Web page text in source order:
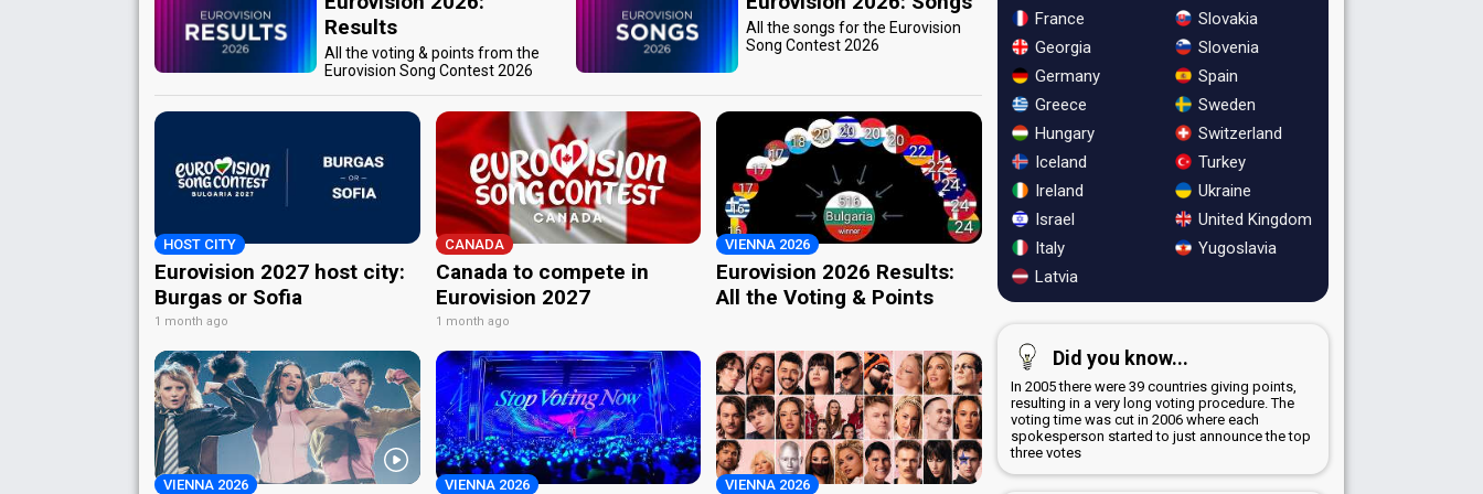
Results
All the voting & points from the
Eurovision Song Contest 2026
All the songs for the Eurovision
Song Contest 2026
HOST CITY
Eurovision 2027 host city:
Burgas or Sofia
1 month ago
CANADA
Canada to compete in
Eurovision 2027
1 month ago
VIENNA 2026
Eurovision 2026 Results:
All the Voting & Points
VIENNA 2026 VIENNA 2026 VIENNA 2026
France
Georgia
Germany
Greece
Hungary
Iceland
Ireland
Israel
Italy
Latvia
Slovakia
Slovenia
Spain
Sweden
Switzerland
Turkey
Ukraine
United Kingdom
Yugoslavia
Did you know...
In 2005 there were 39 countries giving points,
resulting in a very long voting procedure. The
voting time was cut in 2006 where each
spokesperson started to just announce the top
three votes